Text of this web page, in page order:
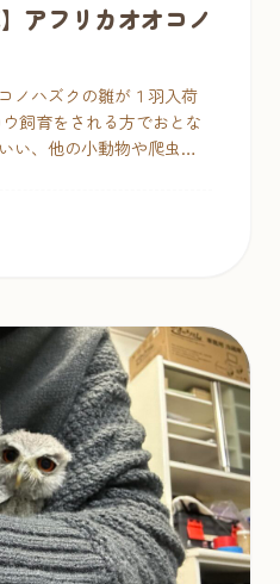
アフリカオオコノ
ノハズクの雛が１羽入荷
飼育をされる方でおとな
い、他の小動物や爬虫類